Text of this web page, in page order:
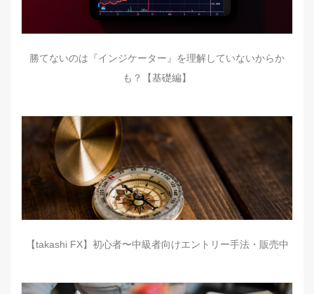
勝てないのは『インジケーター』を理解していないからか
も？【基礎編】
【takashi FX】初心者〜中級者向けエントリー手法・販売中